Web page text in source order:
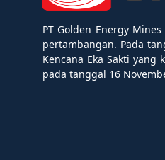
PT Golden Energy
pertambangan. Pada
Kencana Eka Sakti
pada tanggal 16